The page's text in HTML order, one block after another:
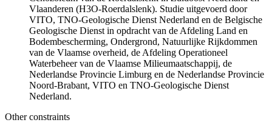
Vlaanderen (H3O-Roerdalslenk). Studie uitgevoerd door
VITO, TNO-Geologische Dienst Nederland en de Belgische
Geologische Dienst in opdracht van de Afdeling Land en
Bodembescherming, Ondergrond, Natuurlijke Rijkdommen
van de Vlaamse overheid, de Afdeling Operationeel
Waterbeheer van de Vlaamse Milieumaatschappij, de
Nederlandse Provincie Limburg en de Nederlandse Provincie
Noord-Brabant, VITO en TNO-Geologische Dienst
Nederland.
Other constraints